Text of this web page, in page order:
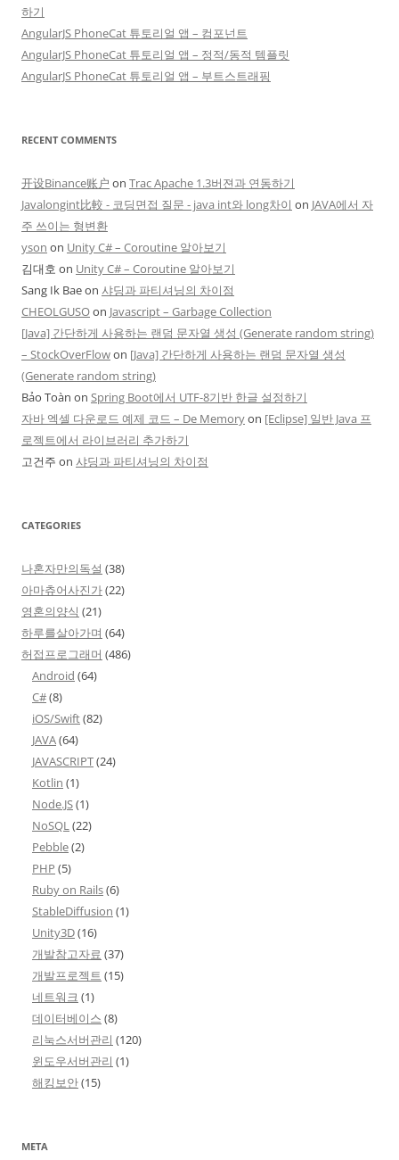
하기
AngularJS PhoneCat 튜토리얼 앱 – 컴포넌트
AngularJS PhoneCat 튜토리얼 앱 – 정적/동적 템플릿
AngularJS PhoneCat 튜토리얼 앱 – 부트스트래핑
RECENT COMMENTS
开设Binance账户 on Trac Apache 1.3버젼과 연동하기
Javalongint比較 - 코딩면접 질문 - java int와 long차이 on JAVA에서 자
주 쓰이는 형변환
yson on Unity C# – Coroutine 알아보기
김대호 on Unity C# – Coroutine 알아보기
Sang Ik Baeon 샤딩과 파티셔닝의 차이점
CHEOLGUSOon Javascript – Garbage Collection
[Java] 간단하게 사용하는 랜덤 문자열 생성 (Generate random string)
– StockOverFlowon [Java] 간단하게 사용하는 랜덤 문자열 생성
(Generate random string)
Bảo Toàn on Spring Boot에서 UTF-8기반 한글 설정하기
자바 엑셀 다운로드 예제 코드 – De Memoryon [Eclipse] 일반 Java 프
로젝트에서 라이브러리 추가하기
고건주 on 샤딩과 파티셔닝의 차이점
CATEGORIES
나혼자만의독설 (38)
아마츄어사진가(22)
영혼의양식 (21)
하루를살아가며 (64)
허접프로그래머 (486)
Android (64)
C#(8)
iOS/Swift(82)
JAVA(64)
JAVASCRIPT(24)
Kotlin (1)
Node.JS(1)
NoSQL(22)
Pebble(2)
PHP (5)
Ruby on Rails(6)
StableDiffusion (1)
Unity3D(16)
개발참고자료 (37)
개발프로젝트 (15)
네트워크 (1)
데이터베이스 (8)
리눅스서버관리 (120)
윈도우서버관리 (1)
해킹보안(15)
META